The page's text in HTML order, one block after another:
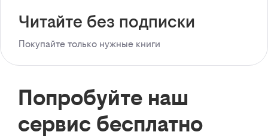
Читайте без подписки
Покупайте только нужные книги
Попробуйте наш
сервис бесплатно